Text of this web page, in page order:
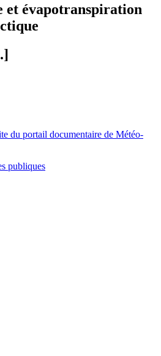
et évapotranspiration
du portail documentaire de Météo-
publiques